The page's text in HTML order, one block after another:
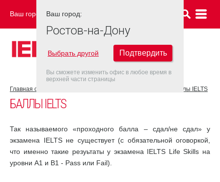
Ваш город: РОСТОВ-НА-ДОНУ
Главная страница Баллы IELTS
БАЛЛЫ IELTS
Так называемого «проходного балла – сдал/не сдал» у
экзамена IELTS не существует (с обязательной оговоркой,
что именно такие резуьтаты у экзамена IELTS Life Skills на
уровни А1 и В1 - Pass или Fail).
Ваш город:
Ростов-на-Дону
Выбрать другой Подтвердить
Вы сможете изменить офис в любое время в
верхней части страницы